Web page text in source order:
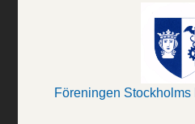
Föreningen